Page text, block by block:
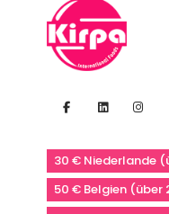
30 € Niederlande
50 € Belgien (über